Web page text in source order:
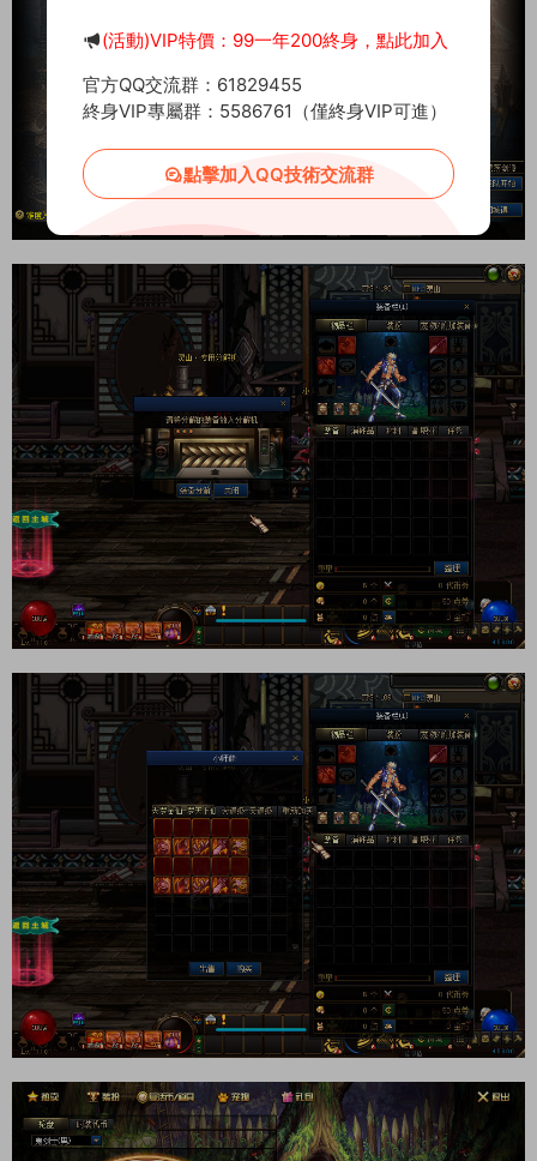
(活動)VIP特價：99一年200終身，點此加入
官方QQ交流群：61829455
終身VIP專屬群：5586761（僅終身VIP可進）
點擊加入QQ技術交流群